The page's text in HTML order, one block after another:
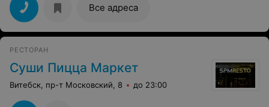
Все адреса
РЕСТОРАН
Суши Пицца Маркет
Витебск, пр-т Московский, 8 до 23:00